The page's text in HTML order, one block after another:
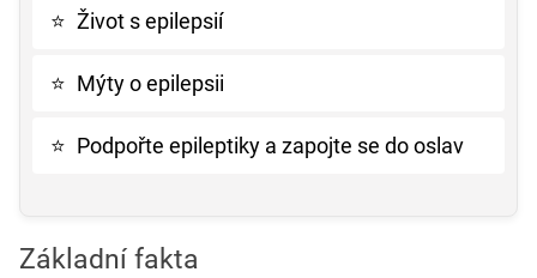
⭐ Život s epilepsií
⭐ Mýty o epilepsii
⭐ Podpořte epileptiky a zapojte se do oslav
Základní fakta